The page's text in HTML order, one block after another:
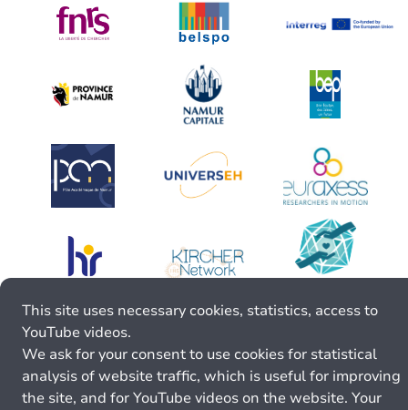
This site uses necessary cookies, statistics, access to
YouTube videos.
We ask for your consent to use cookies for statistical
analysis of website traffic, which is useful for improving
the site, and for YouTube videos on the website. Your